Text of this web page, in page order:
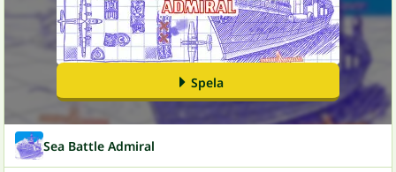
Spela
Sea Battle Admiral